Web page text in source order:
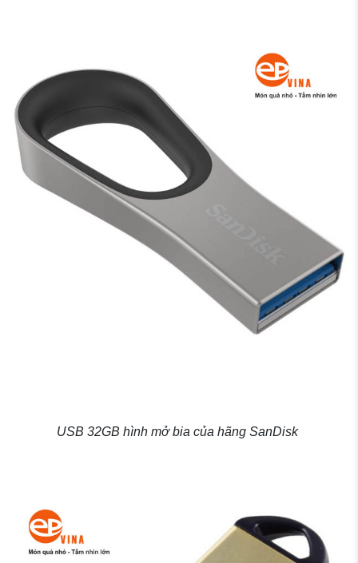
USB 32GB hình mở bia của hãng SanDisk